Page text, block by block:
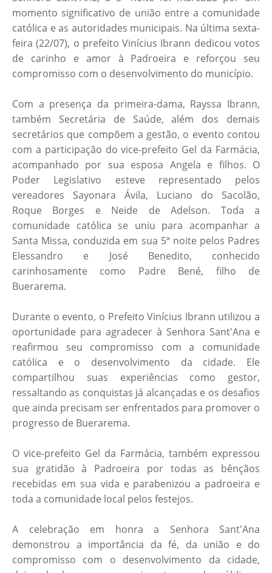
momento significativo de união entre a comunidade
católica e as autoridades municipais. Na última sexta-
feira (22/07), o prefeito Vinícius Ibrann dedicou votos
de carinho e amor à Padroeira e reforçou seu
compromisso com o desenvolvimento do município.
Com a presença da primeira-dama, Rayssa Ibrann,
também Secretária de Saúde, além dos demais
secretários que compõem a gestão, o evento contou
com a participação do vice-prefeito Gel da Farmácia,
acompanhado por sua esposa Angela e filhos. O
Poder Legislativo esteve representado pelos
vereadores Sayonara Ávila, Luciano do Sacolão,
Roque Borges e Neide de Adelson. Toda a
comunidade católica se uniu para acompanhar a
Santa Missa, conduzida em sua 5ª noite pelos Padres
Elessandro e José Benedito, conhecido
carinhosamente como Padre Bené, filho de
Buerarema.
Durante o evento, o Prefeito Vinícius Ibrann utilizou a
oportunidade para agradecer à Senhora Sant'Ana e
reafirmou seu compromisso com a comunidade
católica e o desenvolvimento da cidade. Ele
compartilhou suas experiências como gestor,
ressaltando as conquistas já alcançadas e os desafios
que ainda precisam ser enfrentados para promover o
progresso de Buerarema.
O vice-prefeito Gel da Farmácia, também expressou
sua gratidão à Padroeira por todas as bênçãos
recebidas em sua vida e parabenizou a padroeira e
toda a comunidade local pelos festejos.
A celebração em honra a Senhora Sant'Ana
demonstrou a importância da fé, da união e do
compromisso com o desenvolvimento da cidade,